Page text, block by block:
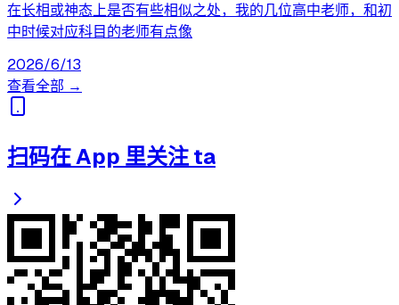
在长相或神态上是否有些相似之处，我的几位高中老师，和初
中时候对应科目的老师有点像
2026/6/13
查看全部 →
扫码在 App 里关注 ta